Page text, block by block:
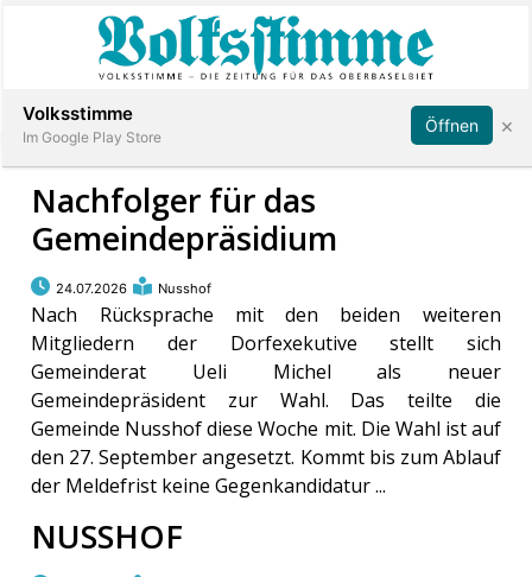
Immobilien
Veranstaltungen
Stellen
E-
Paper
App
Abonnieren Anmelden
Nachfolger für das
Gemeindepräsidium
24.07.2026 Nusshof
Nach Rücksprache mit den beiden weiteren
Mitgliedern der Dorfexekutive stellt sich
Gemeinderat Ueli Michel als neuer
Gemeindepräsident zur Wahl. Das teilte die
Gemeinde Nusshof diese Woche mit. Die Wahl ist auf
den 27. September angesetzt. Kommt bis zum Ablauf
der Meldefrist keine Gegenkandidatur ...
NUSSHOF
Volksstimme
Im Google Play Store
Öffnen ×